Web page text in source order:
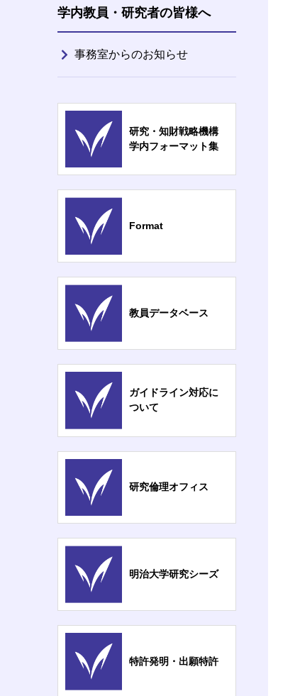
学内教員・研究者の皆様へ
事務室からのお知らせ
研究・知財戦略機構
学内フォーマット集
Format
教員データベース
ガイドライン対応に
ついて
研究倫理オフィス
明治大学研究シーズ
特許発明・出願特許